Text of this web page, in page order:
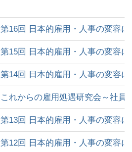
第16回 日本的雇用・人事の変容
第15回 日本的雇用・人事の変容
第14回 日本的雇用・人事の変容
これからの雇用処遇研究会～社員
第13回 日本的雇用・人事の変容
第12回 日本的雇用・人事の変容